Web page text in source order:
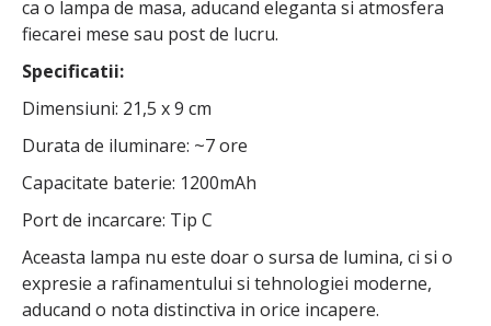
ca o lampa de masa, aducand eleganta si atmosfera
fiecarei mese sau post de lucru.
Specificatii:
Dimensiuni: 21,5 x 9 cm
Durata de iluminare: ~7 ore
Capacitate baterie: 1200mAh
Port de incarcare: Tip C
Aceasta lampa nu este doar o sursa de lumina, ci si o
expresie a rafinamentului si tehnologiei moderne,
aducand o nota distinctiva in orice incapere.